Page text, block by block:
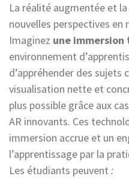
La réalité augmentée et
nouvelles perspectives
Imaginez une
environnement
d’appréhender des sujets
visualisation nette et
plus possible grâce aux
AR innovants. Ces
immersion accrue et un
l’apprentissage par la
Les étudiants peuvent :